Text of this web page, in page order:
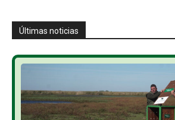
Últimas noticias